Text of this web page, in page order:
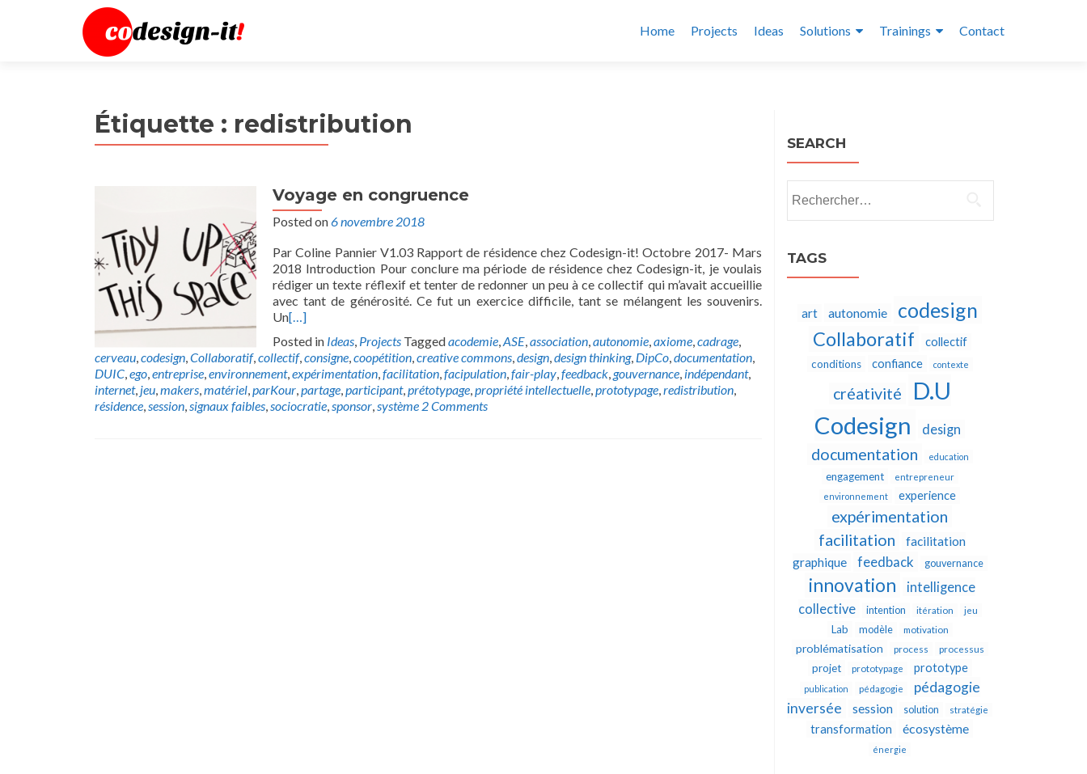
Home Projects Ideas Solutions Trainings Contact
Étiquette : redistribution
Voyage en congruence
Posted on6 novembre 2018
Par Coline Pannier V1.03 Rapport de résidence chez Codesign-it! Octobre 2017- Mars
2018 Introduction Pour conclure ma période de résidence chez Codesign-it, je voulais
rédiger un texte réflexif et tenter de redonner un peu à ce collectif qui m’avait accueillie
avec tant de générosité. Ce fut un exercice difficile, tant se mélangent les souvenirs.
Un[…]
Posted in Ideas, Projects Taggedacodemie,ASE,association,autonomie,axiome,cadrage,
cerveau,codesign,Collaboratif,collectif,consigne,coopétition,creative commons,design,design thinking, DipCo,documentation,
DUIC,ego,entreprise,environnement,expérimentation,facilitation,facipulation,fair-play,feedback,gouvernance, indépendant,
internet, jeu,makers,matériel,parKour,partage,participant,prétotypage,propriété intellectuelle,prototypage,redistribution,
résidence,session,signaux faibles,sociocratie,sponsor,système 2 Comments
SEARCH
TAGS
art autonomie codesign
Collaboratif collectif
conditions confiance contexte
créativité
D.U
Codesign
design
documentation education
engagement
entrepreneur
environnement
experience
expérimentation
facilitation
facilitation
graphique
feedback gouvernance
innovation
intelligence
collective
intention itération jeu
Lab modèle motivation
problématisation process processus
projet prototypage prototype
publication pédagogie
pédagogie
inversée
session solution stratégie
transformation écosystème
énergie